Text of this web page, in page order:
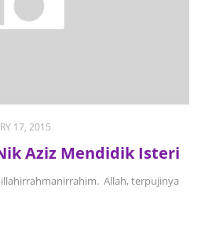
17, 2015
Aziz Mendidik Isteri
Allah, terpujinya